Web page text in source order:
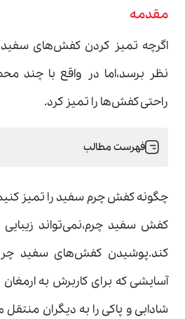
مقدمه
اگرچه تمیز کردن کفش‌های
نظر برسد،اما در واقع با چند
راحتی کفش‌ها را تمیز کرد.
فهرست مطالب
چگونه کفش چرم سفید را تمیز
کفش سفید چرم،نمی‌تواند
کند.پوشیدن کفش‌های سفید
آسایشی که برای کاربرش به
شادابی و پاکی را به دیگران